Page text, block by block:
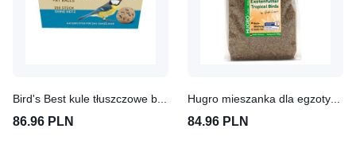
86.96 PLN 84.96 PLN